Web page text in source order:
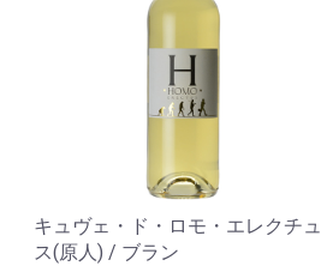
キュヴェ・ド・ロモ・エレクチュ
ス(原人) / ブラン